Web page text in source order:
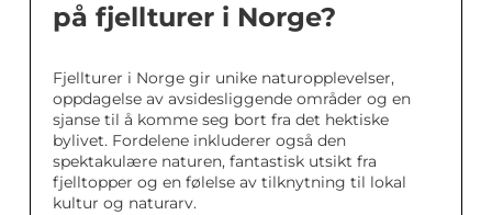
på fjellturer i Norge?
Fjellturer i Norge gir unike naturopplevelser,
oppdagelse av avsidesliggende områder og en
sjanse til å komme seg bort fra det hektiske
bylivet. Fordelene inkluderer også den
spektakulære naturen, fantastisk utsikt fra
fjelltopper og en følelse av tilknytning til lokal
kultur og naturarv.